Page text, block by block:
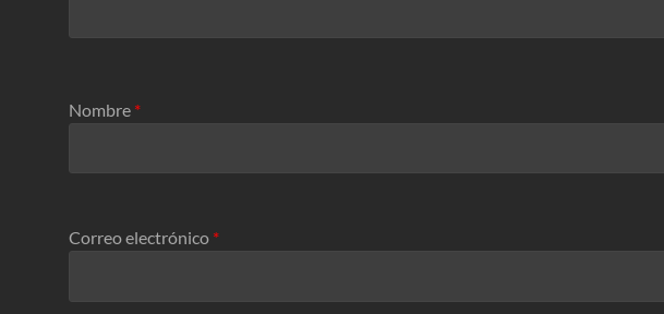
Nombre *
Correo electrónico *